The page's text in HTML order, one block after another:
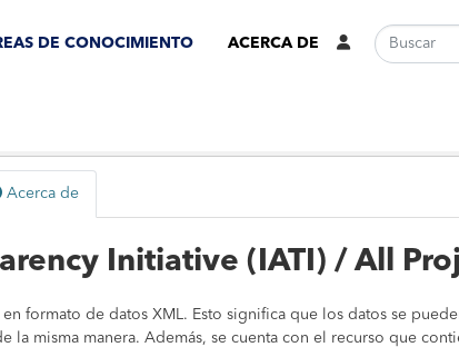
DE CONOCIMIENTO ACERCA DE
Acerca de
Initiative (IATI) / All
formato de datos XML. Esto significa que los datos se
misma manera. Además, se cuenta con el recurso que